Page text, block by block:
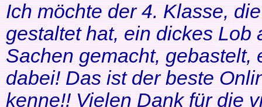
Ich möchte der 4. Klasse,
gestaltet hat, ein dickes Lob
Sachen gemacht, gebastelt,
dabei! Das ist der beste
kenne!! Vielen Dank für die